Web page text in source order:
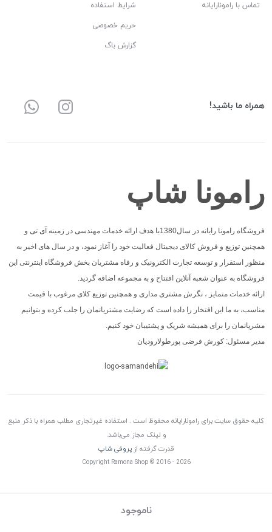
ناموجود
تماس با رامونارایانه شرایط استفاده
حریم خصوصی
گزارش باگ
همراه ما باشید!
رامونا شاپ
فروشگاه رامونا رایانه در سال1380با هدف ارائه خدمات مهندسی در زمینه آی تی و
همچنین توزیع و فروش کالای دیجیتال فعالیت خود را آغاز نمود، و در سال های اخیر به
منظور استقرار و توسعه تجارت الکترونیک و رفاه مشتریان بخش فروشگاه اینترنتی این
فروشگاه به عنوان شعبه آنلاین افتتاح و به مجموعه اضافه گردید.
ارائه خدمات متمایز ، نگرش مشتری مداری و همچنین توزیع کلای مرغوب با قیمت
مناسب، به ما این افتخار را داده است که رضایت مشتریانمان را جلب کرده و بتوانیم
مشریانمان را برای همیشه شریک و پشتیبان خود کنیم.
مدیر مسئول: کورش فرضی پورطولارودیان
کلیه حقوق سایت برای رامونارایانه محفوظ است . استفاده غیرتجاری مطلب همراه با ذکر منبع
و لینک مجاز می‌باشد.
قدرت گرفته ازپروفی شاپ
Copyright Ramona Shop © 2016 - 2026